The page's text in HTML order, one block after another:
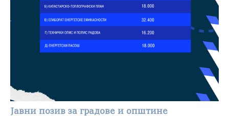
Јавни позив за градове и општине